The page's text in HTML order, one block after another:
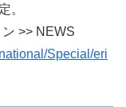
。
>> NEWS
Special/eri